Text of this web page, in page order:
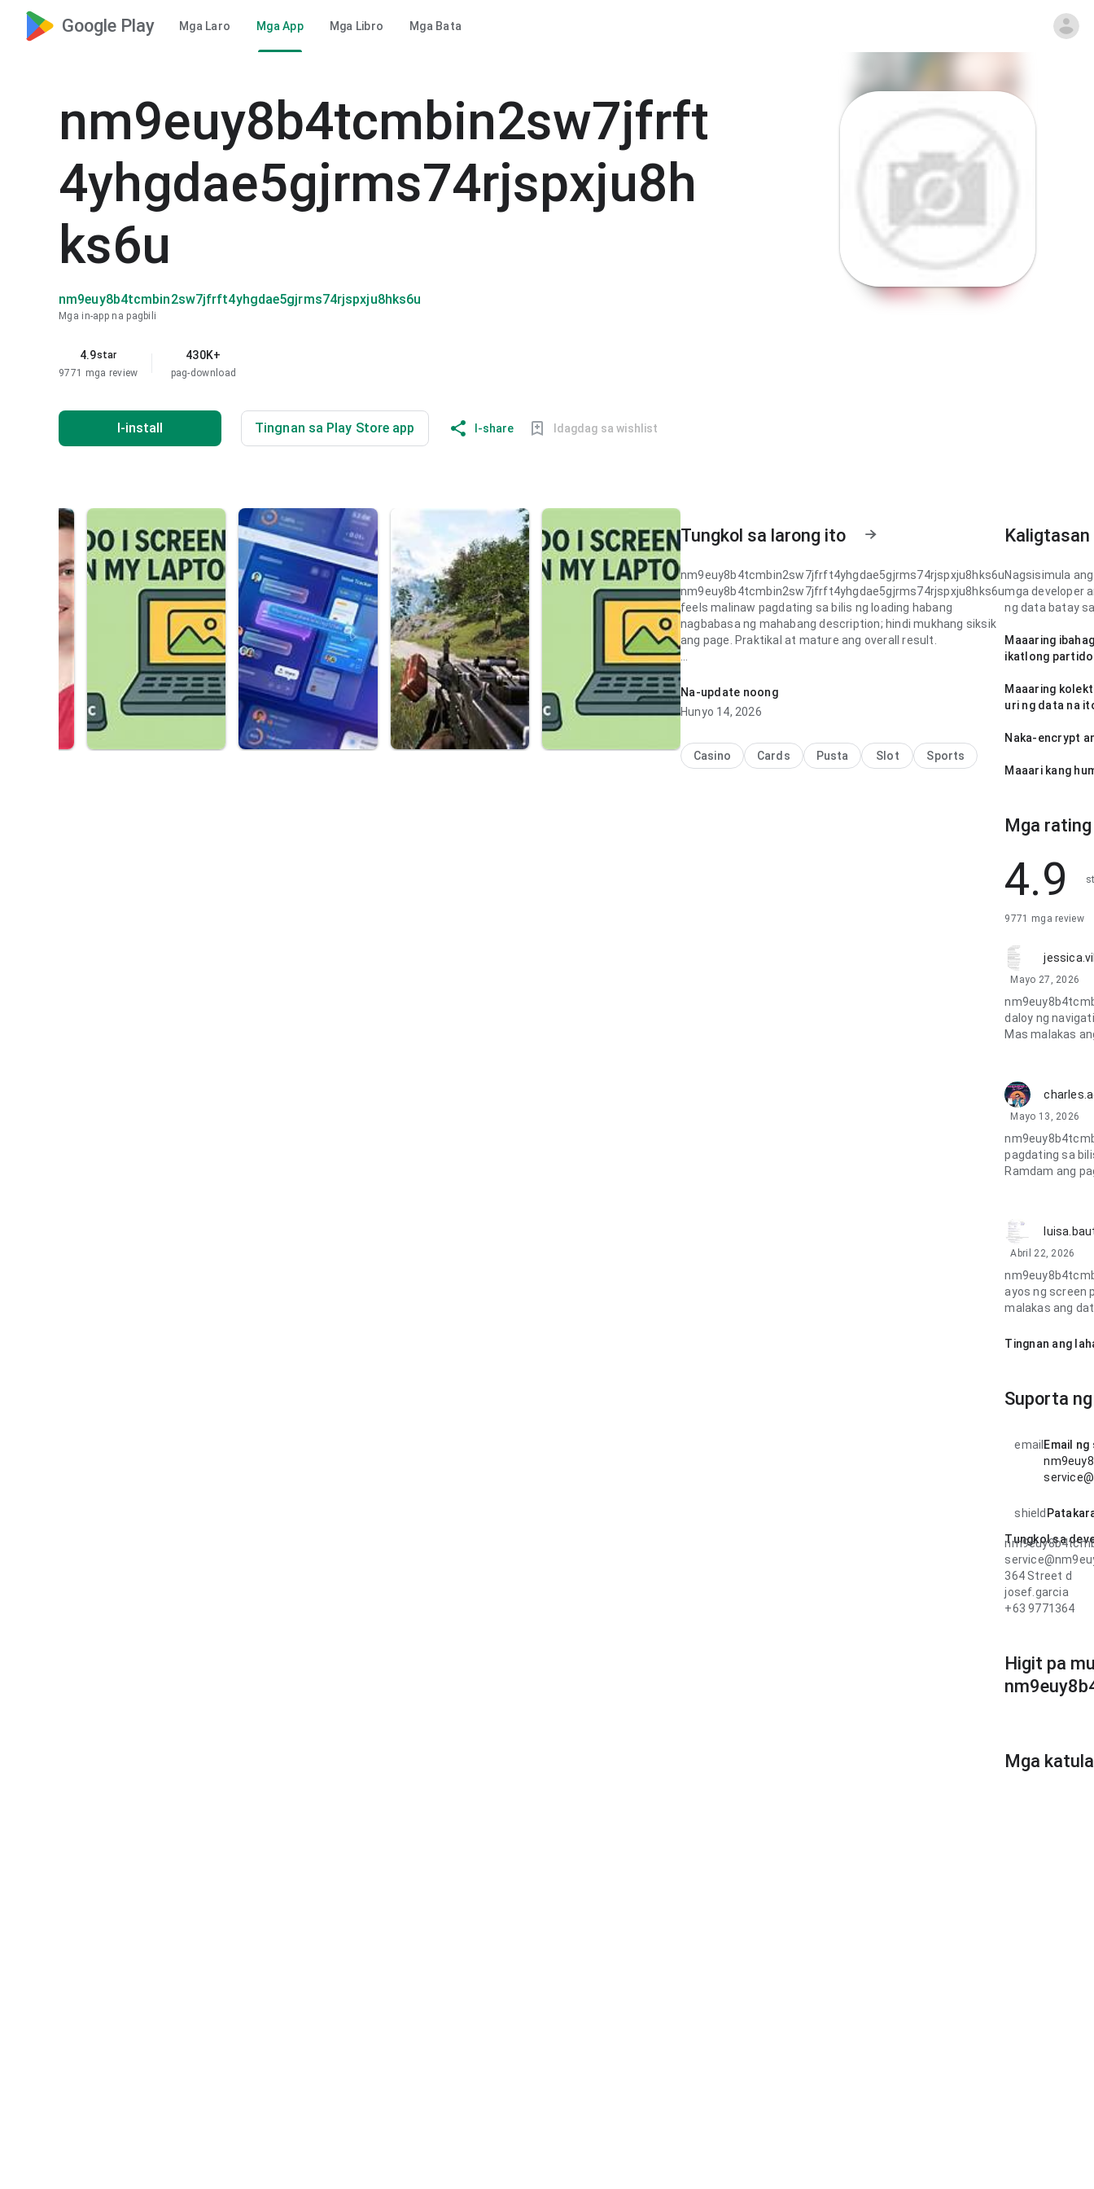
Google Play Mga Laro Mga App Mga Libro Mga Bata
nm9euy8b4tcmbin2sw7jfrft
4yhgdae5gjrms74rjspxju8h
ks6u
nm9euy8b4tcmbin2sw7jfrft4yhgdae5gjrms74rjspxju8hks6u
Mga in-app na pagbili
4.9star
9771 mga review
430K+
pag-download
I-install Tingnan sa Play Store app I-share Idagdag sa wishlist
Tungkol sa larong ito
nm9euy8b4tcmbin2sw7jfrft4yhgdae5gjrms74rjspxju8hks6u
nm9euy8b4tcmbin2sw7jfrft4yhgdae5gjrms74rjspxju8hks6u
feels malinaw pagdating sa bilis ng loading habang
nagbabasa ng mahabang description; hindi mukhang siksik
ang page. Praktikal at mature ang overall result.
feels maingat ang disenyo pagdating sa daloy ng navigation
habang nagbabasa ng mahabang description; malinaw ang
next step sa structure. Malinis at confident ang impression
Na-update noong
Hunyo 14, 2026
Casino Cards Pusta Slot Sports
Nagsisimula
mga developer
ng data batay
Maaaring
ikatlong partido
Maaaring
uri ng data na
Naka-encrypt
Maaari kang
Mga
4.9
9771 mga review
Mayo 27, 2026
daloy ng
Mas malakas
Mayo 13, 2026
pagdating sa
Ramdam ang
Abril 22, 2026
ayos ng screen
malakas ang
Tingnan ang
Suporta
email Email
shield
Tungkol sa
364 Street d
josef.garcia
+63 9771364
Higit pa
Mga